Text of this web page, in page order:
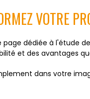
VOTRE
dédiée à l'étude
et des avantages
dans votre